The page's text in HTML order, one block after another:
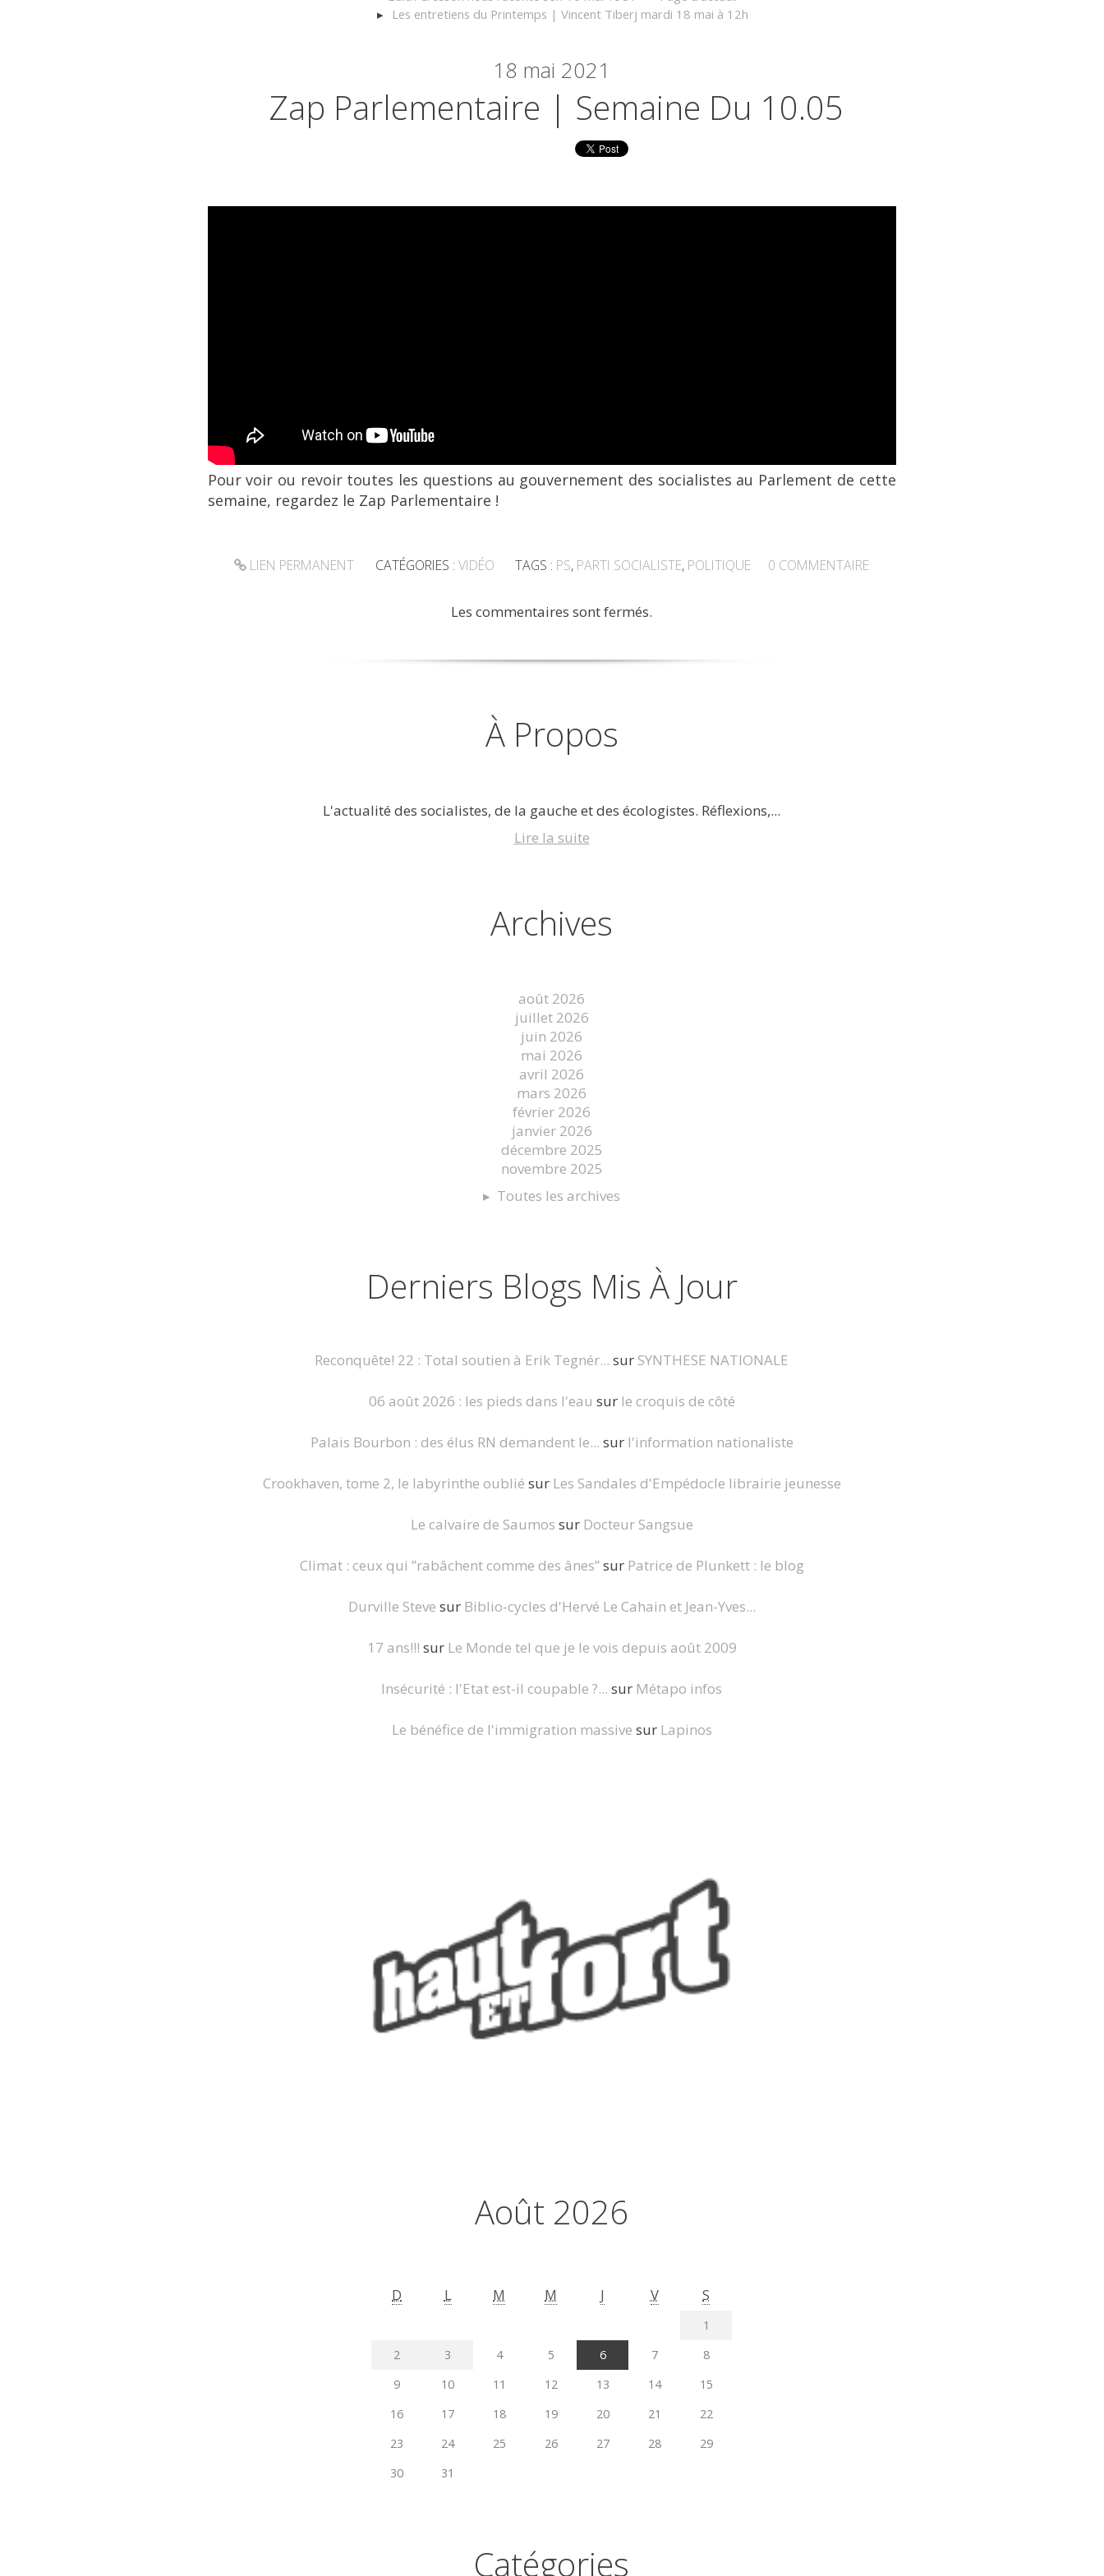
Les entretiens du Printemps | Vincent Tiberj mardi 18 mai à 12h
18 mai 2021
Zap Parlementaire | Semaine Du 10.05
Pour voir ou revoir toutes les questions au gouvernement des socialistes au Parlement de cette
semaine, regardez le Zap Parlementaire !
LIEN PERMANENT CATÉGORIES : VIDÉO TAGS : PS, PARTI SOCIALISTE, POLITIQUE 0 COMMENTAIRE
Les commentaires sont fermés.
À Propos
L'actualité des socialistes, de la gauche et des écologistes. Réflexions,...
Lire la suite
Archives
août 2026
juillet 2026
juin 2026
mai 2026
avril 2026
mars 2026
février 2026
janvier 2026
décembre 2025
novembre 2025
Toutes les archives
Derniers Blogs Mis À Jour
Reconquête! 22 : Total soutien à Erik Tegnér... sur SYNTHESE NATIONALE
06 août 2026 : les pieds dans l'eau sur le croquis de côté
Palais Bourbon : des élus RN demandent le... sur l'information nationaliste
Crookhaven, tome 2, le labyrinthe oublié sur Les Sandales d'Empédocle librairie jeunesse
Le calvaire de Saumos sur Docteur Sangsue
Climat : ceux qui ”rabâchent comme des ânes”sur Patrice de Plunkett : le blog
Durville Steve sur Biblio-cycles d'Hervé Le Cahain et Jean-Yves...
17 ans!!! sur Le Monde tel que je le vois depuis août 2009
Insécurité : l'Etat est-il coupable ?... sur Métapo infos
Le bénéfice de l'immigration massive sur Lapinos
Août 2026
D L M M J V S
1
2
3 4 5 6 7
8
9
10 11 12 13 14
15
16
17 18 19 20 21
22
23
24 25 26 27 28
29
30
31
Catégories